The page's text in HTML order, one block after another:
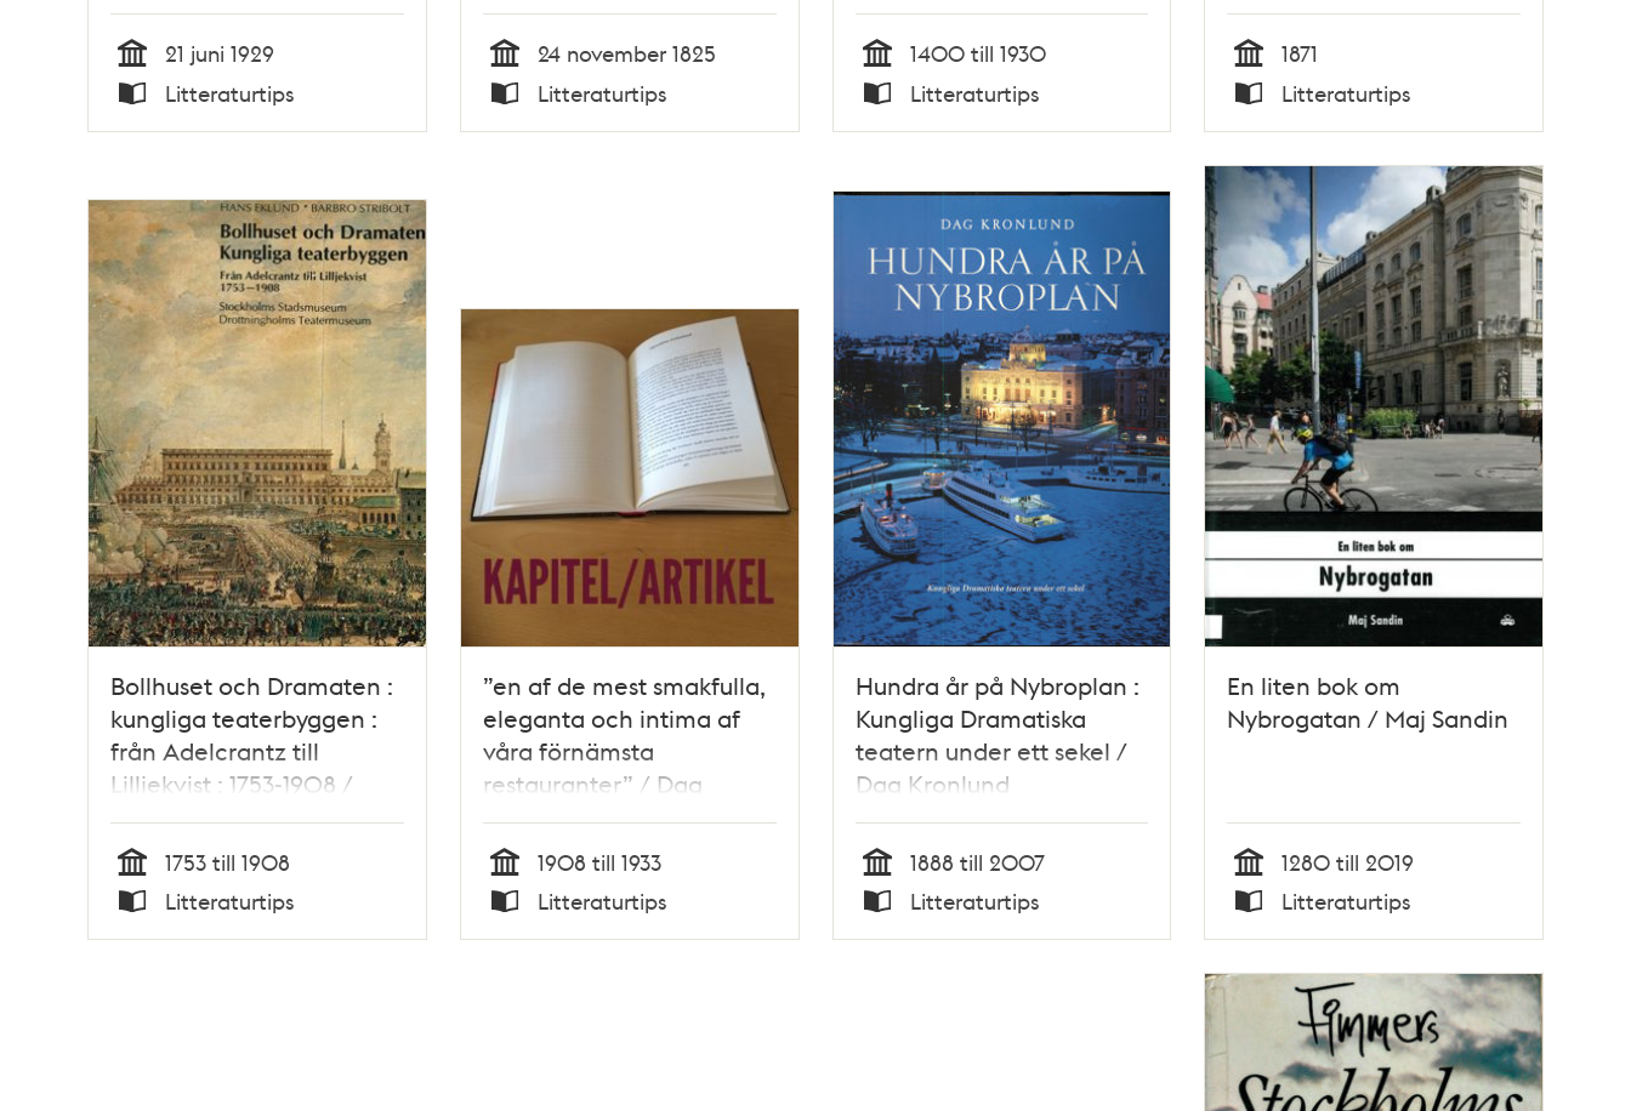
Tid
21 juni 1929
Typ
Litteraturtips Tid
24 november 1825
Typ
Litteraturtips Tid
1400 till 1930
Typ
Litteraturtips Tid
1871
Typ
Litteraturtips
Bollhuset och Dramaten :
kungliga teaterbyggen :
från Adelcrantz till
Lilljekvist : 1753-1908 /
Hans Eklund, Barbro
Stribolt
Tid
1753 till 1908
Typ
Litteraturtips
”en af de mest smakfulla,
eleganta och intima af
våra förnämsta
restauranter” / Dag
Kronlund
Tid
1908 till 1933
Typ
Litteraturtips
Hundra år på Nybroplan :
Kungliga Dramatiska
teatern under ett sekel /
Dag Kronlund
Tid
1888 till 2007
Typ
Litteraturtips
En liten bok om
Nybrogatan / Maj Sandin
Tid
1280 till 2019
Typ
Litteraturtips